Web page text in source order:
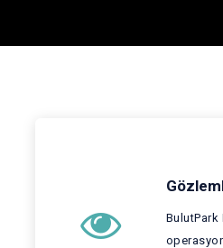
BulutPark